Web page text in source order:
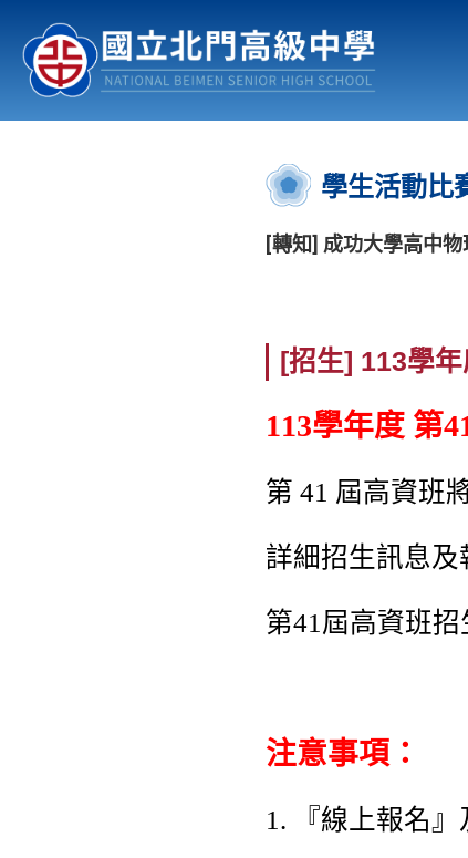
認識北中 行事曆
:::
學生活動比
[轉知] 成功大學高中
[招生] 113學
113學年度 第
第 41 屆高資班
詳細招生訊息及
第41屆高資班
注意事項：
1. 『線上報名